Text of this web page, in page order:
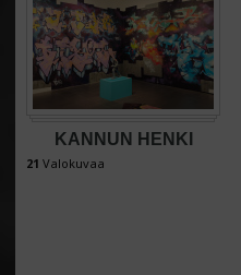
KANNUN HENKI
21 Valokuvaa